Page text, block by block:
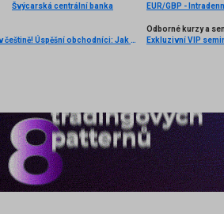
Švýcarská centrální banka
EUR/GBP -
Světový bestseller o tradingu v češtině! Úspěšní obchodníci: Jak běžní lidé porážejí Wall Street v jeho vlastní hře
Odborné kurzy a
Exkluzivní VIP